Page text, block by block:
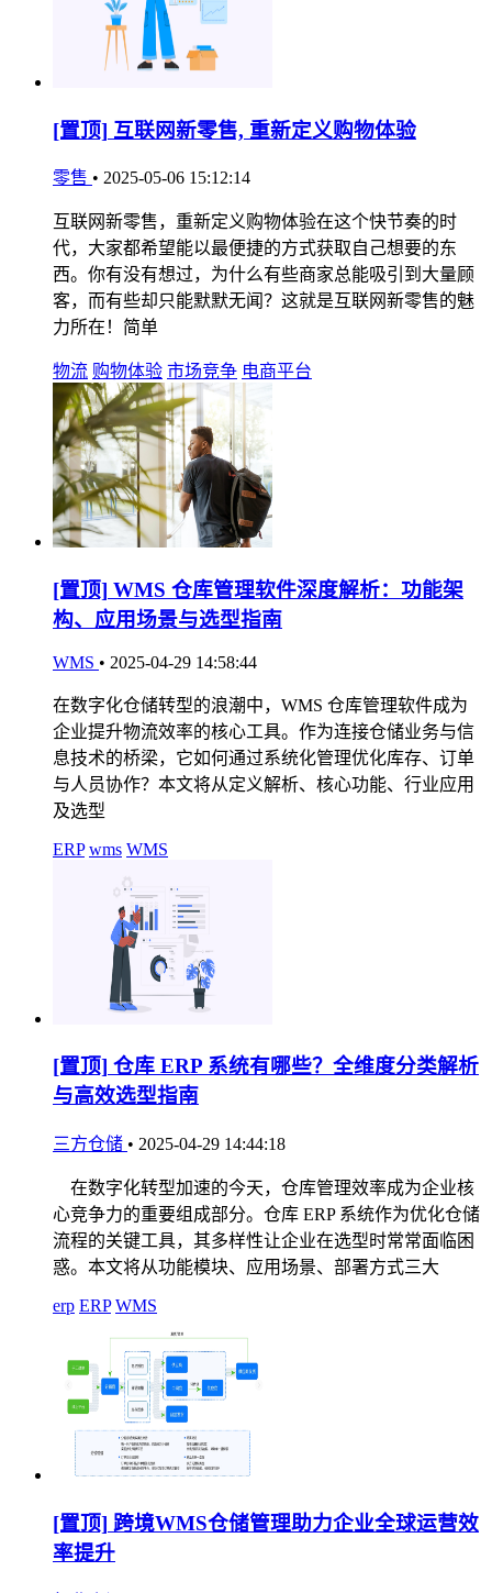
[置顶] 互联网新零售, 重新定义购物体验
零售 • 2025-05-06 15:12:14
互联网新零售，重新定义购物体验在这个快节奏的时
代，大家都希望能以最便捷的方式获取自己想要的东
西。你有没有想过，为什么有些商家总能吸引到大量顾
客，而有些却只能默默无闻？这就是互联网新零售的魅
力所在！简单
物流 购物体验 市场竞争 电商平台
[置顶] WMS 仓库管理软件深度解析：功能架
构、应用场景与选型指南
WMS • 2025-04-29 14:58:44
在数字化仓储转型的浪潮中，WMS 仓库管理软件成为
企业提升物流效率的核心工具。作为连接仓储业务与信
息技术的桥梁，它如何通过系统化管理优化库存、订单
与人员协作？本文将从定义解析、核心功能、行业应用
及选型
ERP wms WMS
[置顶] 仓库 ERP 系统有哪些？全维度分类解析
与高效选型指南
三方仓储 • 2025-04-29 14:44:18
在数字化转型加速的今天，仓库管理效率成为企业核
心竞争力的重要组成部分。仓库 ERP 系统作为优化仓储
流程的关键工具，其多样性让企业在选型时常常面临困
惑。本文将从功能模块、应用场景、部署方式三大
erp ERP WMS
[置顶] 跨境WMS仓储管理助力企业全球运营效
率提升